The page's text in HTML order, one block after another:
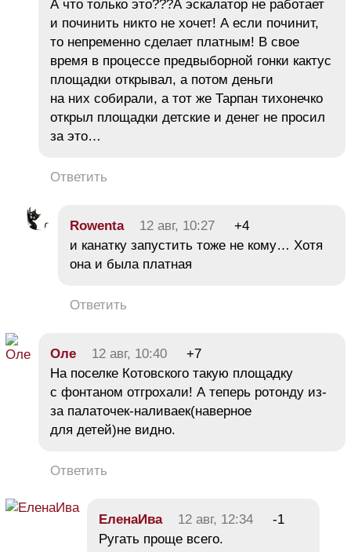
А что только это???А эскалатор не работает
и починить никто не хочет! А если починит,
то непременно сделает платным! В свое
время в процессе предвыборной гонки кактус
площадки открывал, а потом деньги
на них собирали, а тот же Тарпан тихонечко
открыл площадки детские и денег не просил
за это…
Ответить
Rowenta 12 авг, 10:27
+4
и канатку запустить тоже не кому… Хотя
она и была платная
Ответить
Оле 12 авг, 10:40
+7
На поселке Котовского такую площадку
с фонтаном отгрохали! А теперь ротонду из-
за палаточек-наливаек(наверное
для детей)не видно.
Ответить
ЕленаИва 12 авг, 12:34
-1
Ругать проще всего.